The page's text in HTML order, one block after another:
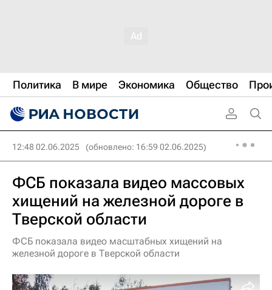
Политика В мире Экономика Общество
12:48 02.06.2025 (обновлено: 16:59 02.06.2025)
ФСБ показала видео массовых
хищений на железной дороге в
Тверской области
ФСБ показала видео масштабных хищений на
железной дороге в Тверской области